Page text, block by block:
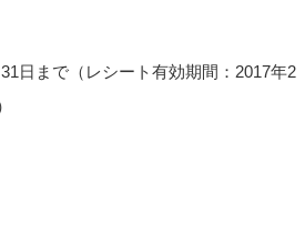
日まで（レシート有効期間：2017年2